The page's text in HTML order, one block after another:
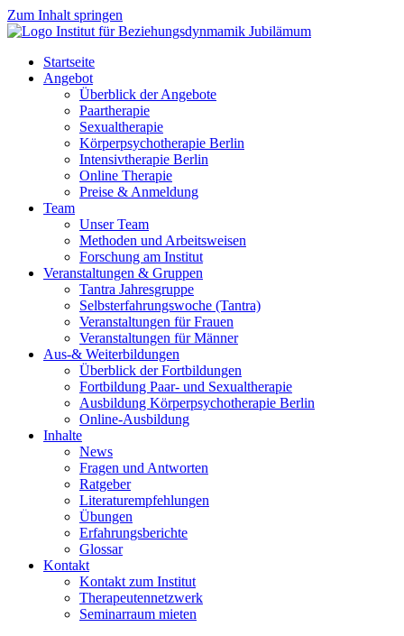
Zum Inhalt springen
Startseite
Angebot
Überblick der Angebote
Paartherapie
Sexualtherapie
Körperpsychotherapie Berlin
Intensivtherapie Berlin
Online Therapie
Preise & Anmeldung
Team
Unser Team
Methoden und Arbeitsweisen
Forschung am Institut
Veranstaltungen & Gruppen
Tantra Jahresgruppe
Selbsterfahrungswoche (Tantra)
Veranstaltungen für Frauen
Veranstaltungen für Männer
Aus-& Weiterbildungen
Überblick der Fortbildungen
Fortbildung Paar- und Sexualtherapie
Ausbildung Körperpsychotherapie Berlin
Online-Ausbildung
Inhalte
News
Fragen und Antworten
Ratgeber
Literaturempfehlungen
Übungen
Erfahrungsberichte
Glossar
Kontakt
Kontakt zum Institut
Therapeutennetzwerk
Seminarraum mieten